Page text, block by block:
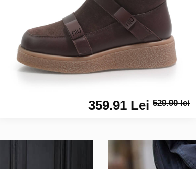
359.91 Lei529.90 lei